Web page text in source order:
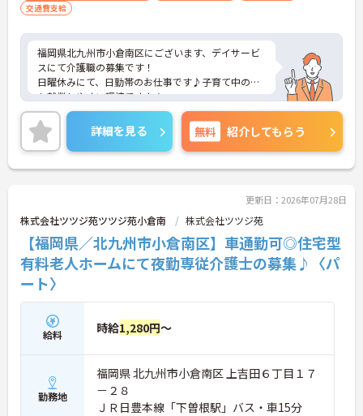
交通費支給
福岡県北九州市小倉南区にございます、デイサービ
スにて介護職の募集です！
日曜休みにて、日勤帯のお仕事です♪子育て中の方
も就業しやすい環境ですよ★
ご興味のある方は、マイナビ介護職までお問い合わ
せください。詳細を見る 無料 紹介してもらう
更新日：2026年07月28日
株式会社ツツジ苑ツツジ苑小倉南 株式会社ツツジ苑
【福岡県／北九州市小倉南区】車通勤可◎住宅型
有料老人ホームにて夜勤専従介護士の募集♪〈パ
ート〉
給料 時給1,280円～
勤務地
福岡県 北九州市小倉南区 上吉田６丁目１７
－２８
ＪＲ日豊本線「下曽根駅」バス・車15分